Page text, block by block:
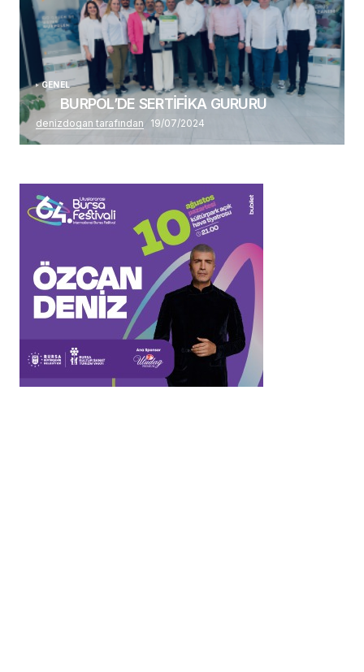
GENEL
BURPOL’DE SERTİFİKA GURURU
denizdogan tarafından 19/07/2024